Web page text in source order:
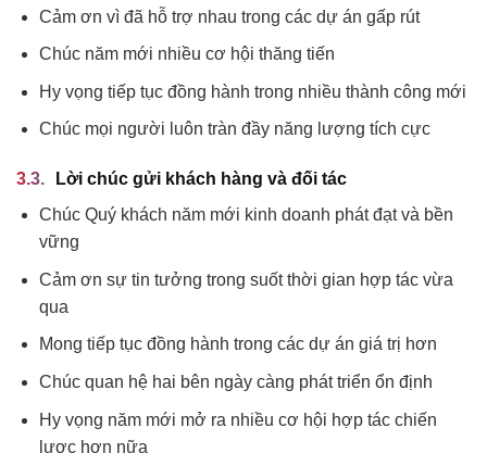
Cảm ơn vì đã hỗ trợ nhau trong các dự án gấp rút
Chúc năm mới nhiều cơ hội thăng tiến
Hy vọng tiếp tục đồng hành trong nhiều thành công mới
Chúc mọi người luôn tràn đầy năng lượng tích cực
Lời chúc gửi khách hàng và đối tác
Chúc Quý khách năm mới kinh doanh phát đạt và bền
vững
Cảm ơn sự tin tưởng trong suốt thời gian hợp tác vừa
qua
Mong tiếp tục đồng hành trong các dự án giá trị hơn
Chúc quan hệ hai bên ngày càng phát triển ổn định
Hy vọng năm mới mở ra nhiều cơ hội hợp tác chiến
lược hơn nữa